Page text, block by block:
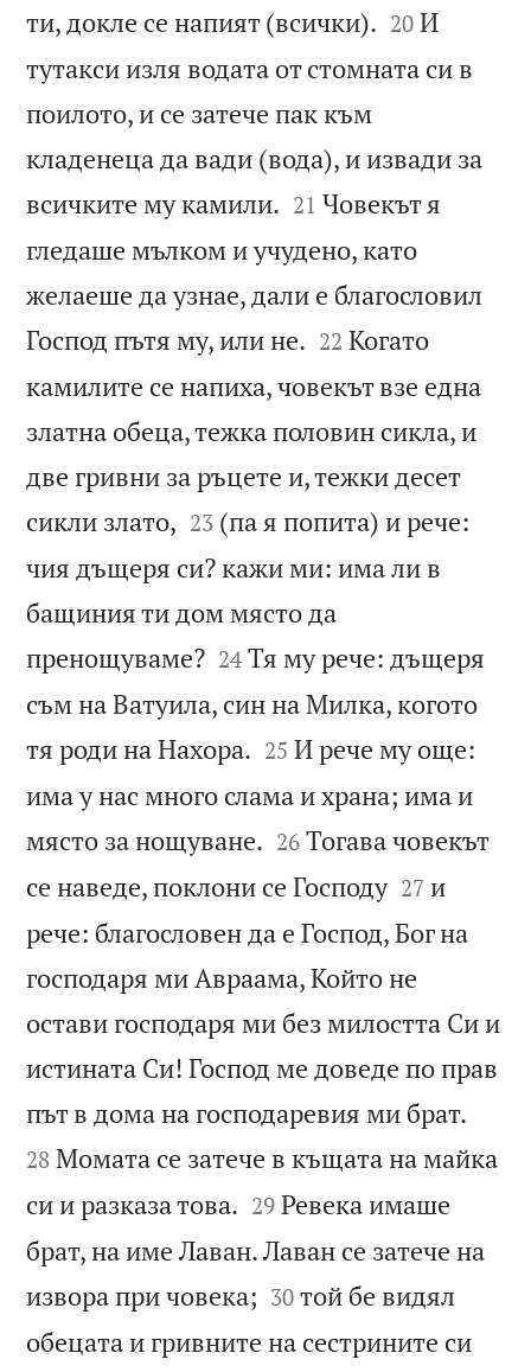
ти, докле се напият (всички). 

20 И
тутакси изля водата от стомната си в
поилото, и се затече пак към
кладенеца да вади (вода), и извади за
всичките му камили. 

21 Човекът я
гледаше мълком и учудено, като
желаеше да узнае, дали е благословил
Господ пътя му, или не. 

22 Когато
камилите се напиха, човекът взе една
златна обеца, тежка половин сикла, и
две гривни за ръцете и, тежки десет
сикли злато, 

23 (па я попита) и рече:
чия дъщеря си? кажи ми: има ли в
бащиния ти дом място да
пренощуваме?
24 Тя му рече: дъщеря
съм на Ватуила, син на Милка, когото
тя роди на Нахора. 

25 И рече му още:
има у нас много слама и храна; има и
място за нощуване. 

26 Тогава човекът
се наведе, поклони се Господу
27 и
рече: благословен да е Господ, Бог на
господаря ми Авраама, Който не
остави господаря ми без милостта Си и
истината Си! Господ ме доведе по прав
път в дома на господаревия ми брат.
28 Момата се затече в къщата на майка
си и разказа това. 

29 Ревека имаше
брат, на име Лаван. Лаван се затече на
извора при човека; 

30 той бе видял
обецата и гривните на сестрините си